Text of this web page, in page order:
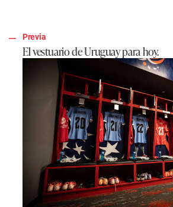
Previa
El vestuario de Uruguay para hoy.